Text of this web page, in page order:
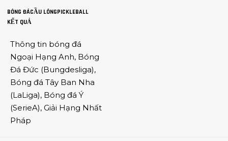
BÓNG ĐÁCẦU LÔNGPICKLEBALL
KẾT QUẢ
Thông tin bóng đá
Ngoại Hạng Anh, Bóng
Đá Đức (Bungdesliga),
Bóng đá Tây Ban Nha
(LaLiga), Bóng đá Ý
(SerieA), Giải Hạng Nhất
Pháp